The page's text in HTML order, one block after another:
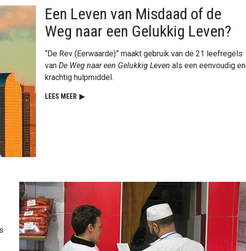
Een Leven van Misdaad of de
Weg naar een Gelukkig Leven?
“De Rev (Eerwaarde)” maakt gebruik van de 21 leefregels
van De Weg naar een Gelukkig Leven als een eenvoudig en
krachtig hulpmiddel.
LEES MEER ▶